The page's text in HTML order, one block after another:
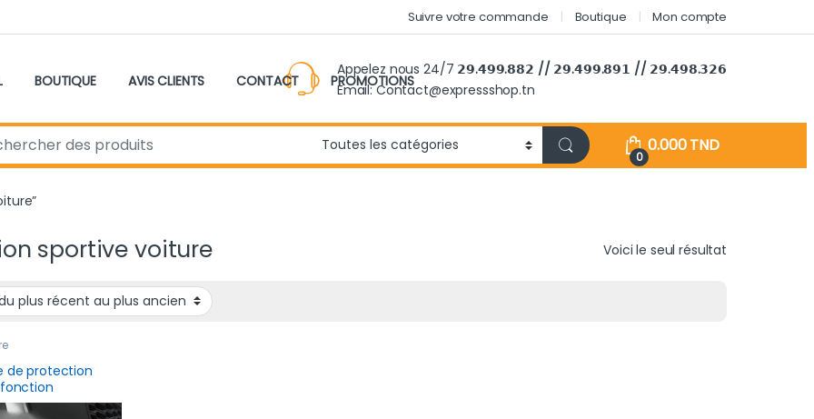
Suivre votre commande Boutique Mon compte
BOUTIQUE AVIS CLIENTS CONTACT PROMOTIONS
Appelez nous 24/7 𝟮𝟵.𝟰𝟵𝟵.𝟴𝟴𝟮 // 𝟮𝟵.𝟰𝟵𝟵.𝟴𝟵𝟭 // 𝟮𝟵.𝟰𝟵𝟴.𝟯𝟮𝟲
Email: Contact@expressshop.tn
0
0.000TND
sportive voiture Voici le seul résultat
de protection
2.5M en fibre